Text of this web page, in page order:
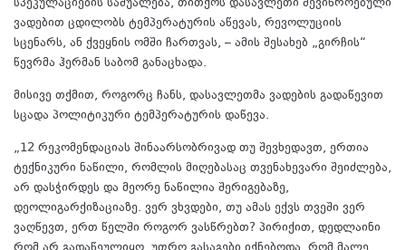
სპეკულაციების საშუალება, თითქოს დასავლეთი შევიწროებული
ვადებით ცდილობს ტემპერატურის აწევას, რევოლუციის
სცენარს, ან ქვეყნის ომში ჩართვას, – ამის შესახებ „გირჩის“
წევრმა ჰერმან საბომ განაცხადა.
მისივე თქმით, როგორც ჩანს, დასავლეთმა ვადების გადაწევით
სცადა პოლიტიკური ტემპერატურის დაწევა.
„12 რეკომენდაციას შინაარსობრივად თუ შევხედავთ, ერთია
ტექნიკური ნაწილი, რომლის მიღებასაც თვენახევარი შეიძლება,
არ დასჭირდეს და მეორე ნაწილია შერიგებაზე,
დეოლიგარქიზაციაზე. ვერ ვხვდები, თუ ამას ექვს თვეში ვერ
ვაღწევთ, ერთ წელში როგორ ვასწრებთ? პირიქით, დედლაინი